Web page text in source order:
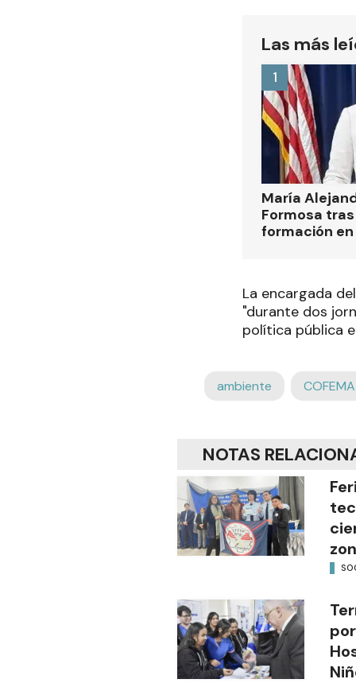
Las más
María
Formosa
formación
1
La encargada
"durante dos
política pública
ambiente COFEMA
NOTAS